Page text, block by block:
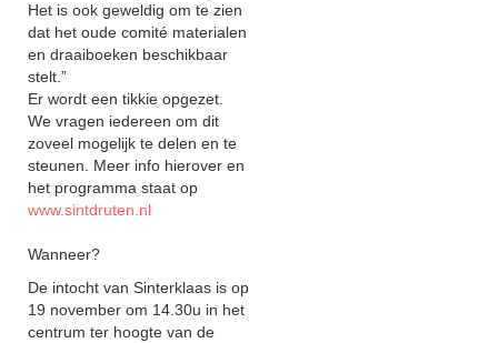
Het is ook geweldig om te zien
dat het oude comité materialen
en draaiboeken beschikbaar
stelt.”
Er wordt een tikkie opgezet.
We vragen iedereen om dit
zoveel mogelijk te delen en te
steunen. Meer info hierover en
het programma staat op
www.sintdruten.nl
Wanneer?
De intocht van Sinterklaas is op
19 november om 14.30u in het
centrum ter hoogte van de